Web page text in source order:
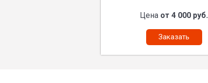
Цена от 4 000 руб.
Заказать